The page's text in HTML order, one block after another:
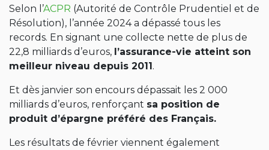
Selon l’ACPR (Autorité de Contrôle Prudentiel et de
Résolution), l’année 2024 a dépassé tous les
records. En signant une collecte nette de plus de
22,8 milliards d’euros, l’assurance-vie atteint son
meilleur niveau depuis 2011.
Et dès janvier son encours dépassait les 2 000
milliards d’euros, renforçant sa position de
produit d’épargne préféré des Français.
Les résultats de février viennent également